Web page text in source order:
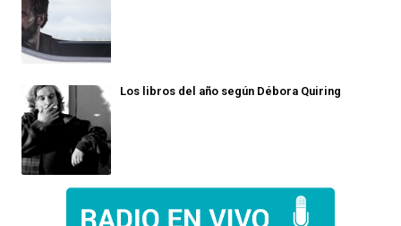
Los libros del año según Débora Quiring